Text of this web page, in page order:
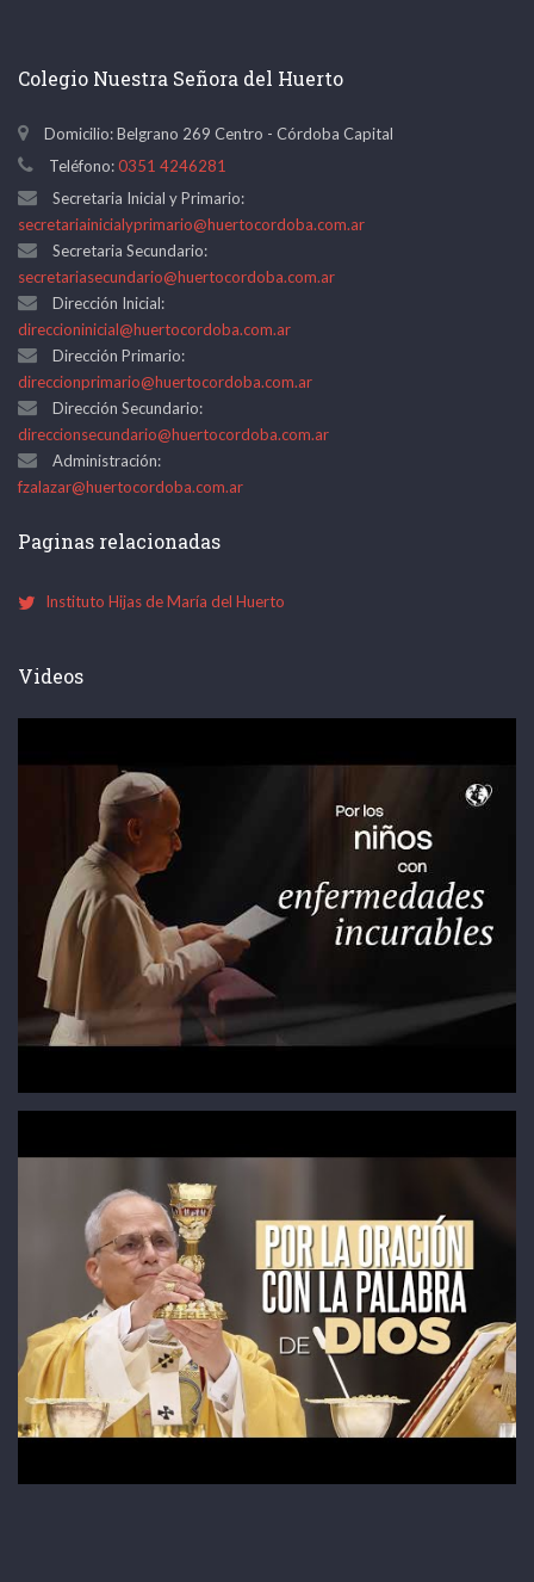
Colegio Nuestra Señora del Huerto
Domicilio: Belgrano 269 Centro - Córdoba Capital
Teléfono:0351 4246281
Secretaria Inicial y Primario:
secretariainicialyprimario@huertocordoba.com.ar
Secretaria Secundario:
secretariasecundario@huertocordoba.com.ar
Dirección Inicial:
direccioninicial@huertocordoba.com.ar
Dirección Primario:
direccionprimario@huertocordoba.com.ar
Dirección Secundario:
direccionsecundario@huertocordoba.com.ar
Administración:
fzalazar@huertocordoba.com.ar
Paginas relacionadas
Instituto Hijas de María del Huerto
Videos